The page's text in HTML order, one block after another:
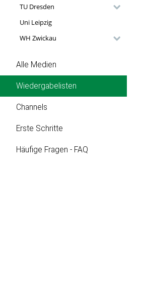
TU Dresden
Uni Leipzig
WH Zwickau
Alle Medien
Wiedergabelisten
Channels
Erste Schritte
Häufige Fragen - FAQ